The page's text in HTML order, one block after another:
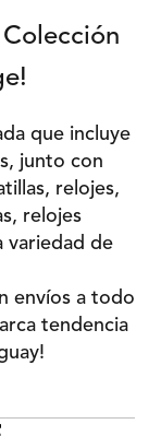
que incluye
junto con
relojes,
relojes
variedad de
envíos a todo
tendencia